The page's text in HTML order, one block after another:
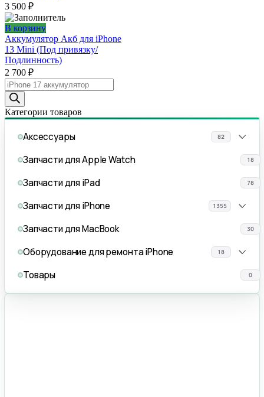
3 500 ₽
В корзину
Аккумулятор Акб для iPhone
13 Mini (Под привязку/
Подлинность)
2 700 ₽
Поиск
товаров
Категории товаров
Аксессуары 82
Запчасти для Apple Watch 18
Запчасти для iPad 78
Запчасти для iPhone 1355
Запчасти для MacBook 30
Оборудование для ремонта iPhone 18
Товары 0